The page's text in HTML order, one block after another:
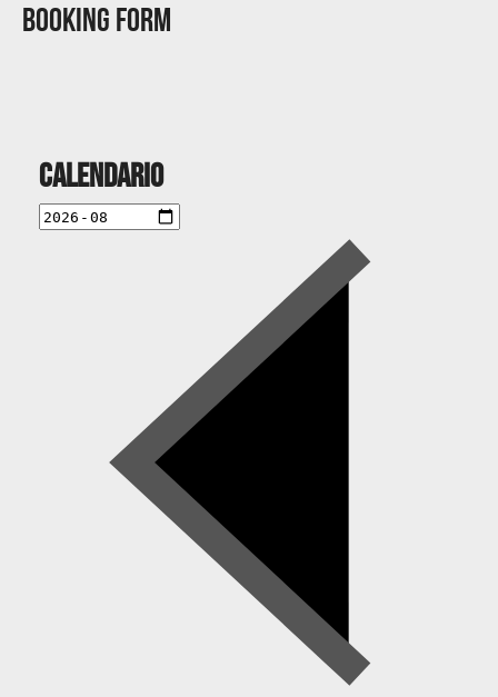
Booking Form
Calendario